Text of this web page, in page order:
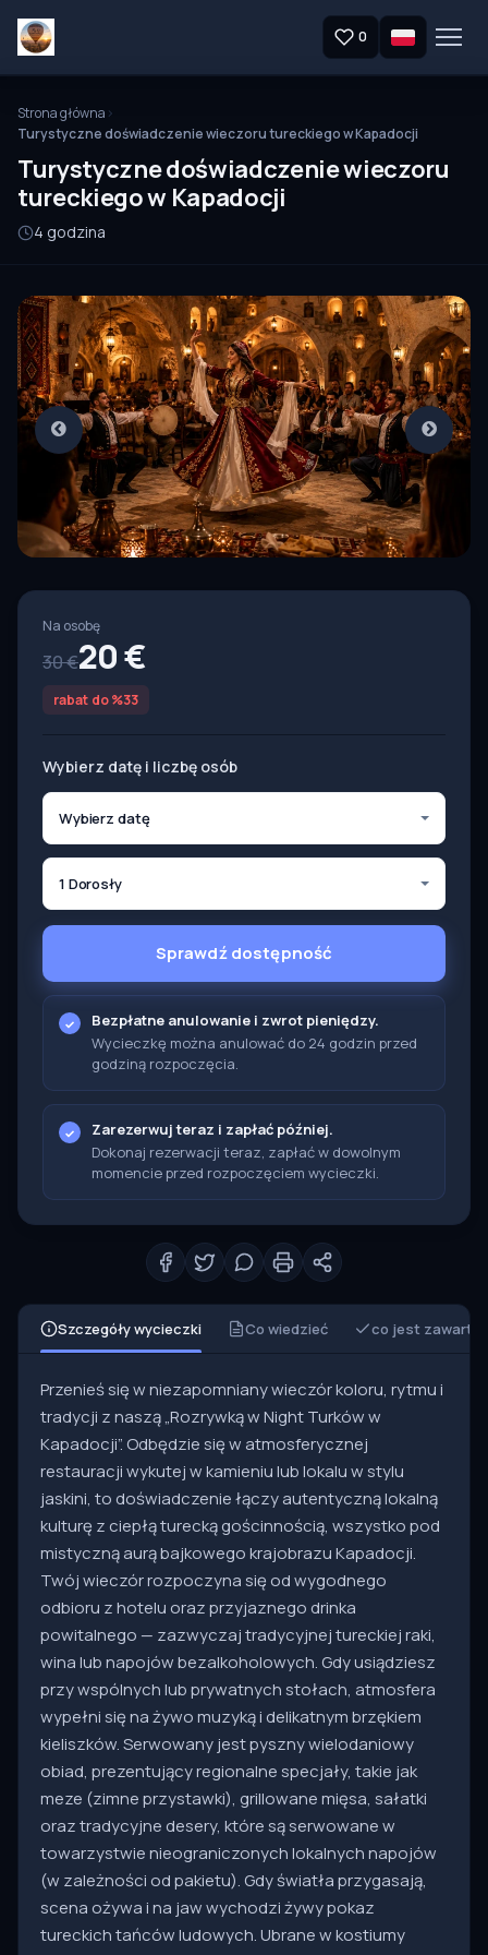
0
Strona główna
Turystyczne doświadczenie wieczoru tureckiego w Kapadocji
Turystyczne doświadczenie wieczoru
tureckiego w Kapadocji
4 godzina
Szczegóły wycieczki Co wiedzieć co jest zawarte
Przenieś się w niezapomniany wieczór koloru, rytmu i
tradycji z naszą „Rozrywką w Night Turków w
Kapadocji”. Odbędzie się w atmosferycznej
restauracji wykutej w kamieniu lub lokalu w stylu
jaskini, to doświadczenie łączy autentyczną lokalną
kulturę z ciepłą turecką gościnnością, wszystko pod
mistyczną aurą bajkowego krajobrazu Kapadocji.
Twój wieczór rozpoczyna się od wygodnego
odbioru z hotelu oraz przyjaznego drinka
powitalnego — zazwyczaj tradycyjnej tureckiej raki,
wina lub napojów bezalkoholowych. Gdy usiądziesz
przy wspólnych lub prywatnych stołach, atmosfera
wypełni się na żywo muzyką i delikatnym brzękiem
kieliszków. Serwowany jest pyszny wielodaniowy
obiad, prezentujący regionalne specjały, takie jak
meze (zimne przystawki), grillowane mięsa, sałatki
oraz tradycyjne desery, które są serwowane w
towarzystwie nieograniczonych lokalnych napojów
(w zależności od pakietu). Gdy światła przygasają,
scena ożywa i na jaw wychodzi żywy pokaz
tureckich tańców ludowych. Ubrane w kostiumy
Na osobę
30 €20 €
rabat do %33
Wybierz datę i liczbę osób
Wybierz datę
1 Dorosły
Sprawdź dostępność
Bezpłatne anulowanie i zwrot pieniędzy.
Wycieczkę można anulować do 24 godzin przed
godziną rozpoczęcia.
Zarezerwuj teraz i zapłać później.
Dokonaj rezerwacji teraz, zapłać w dowolnym
momencie przed rozpoczęciem wycieczki.